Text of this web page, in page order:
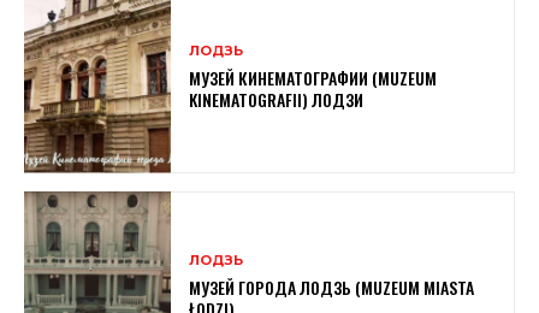
ЛОДЗЬ
МУЗЕЙ КИНЕМАТОГРАФИИ (MUZEUM
KINEMATOGRAFII) ЛОДЗИ
ЛОДЗЬ
МУЗЕЙ ГОРОДА ЛОДЗЬ (MUZEUM MIASTA